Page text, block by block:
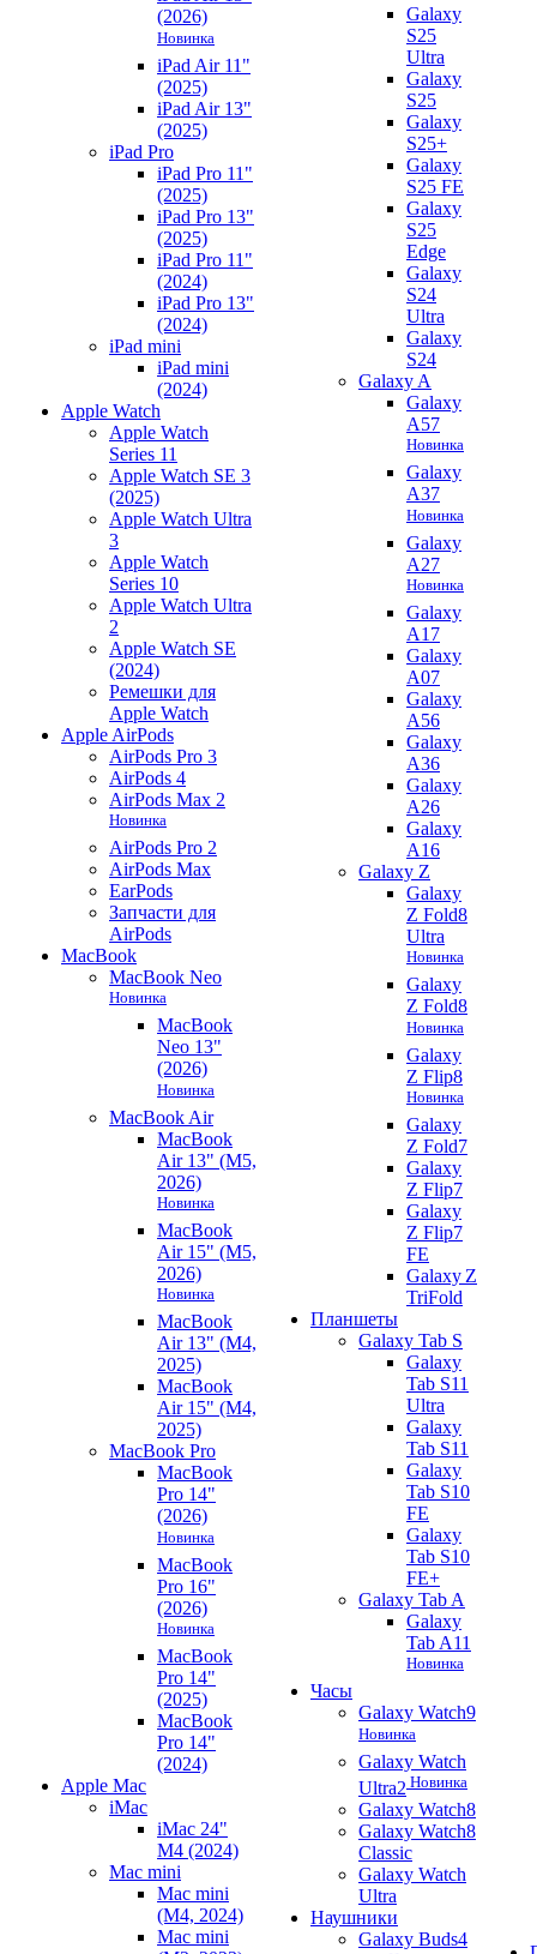
(2026)
Новинка
iPad Air 11"
(2025)
iPad Air 13"
(2025)
iPad Pro
iPad Pro 11"
(2025)
iPad Pro 13"
(2025)
iPad Pro 11"
(2024)
iPad Pro 13"
(2024)
iPad mini
iPad mini
(2024)
Apple Watch
Apple Watch
Series 11
Apple Watch SE 3
(2025)
Apple Watch Ultra
3
Apple Watch
Series 10
Apple Watch Ultra
2
Apple Watch SE
(2024)
Ремешки для
Apple Watch
Apple AirPods
AirPods Pro 3
AirPods 4
AirPods Max 2
Новинка
AirPods Pro 2
AirPods Max
EarPods
Запчасти для
AirPods
MacBook
MacBook Neo
Новинка
MacBook
Neo 13"
(2026)
Новинка
MacBook Air
MacBook
Air 13" (M5,
2026)
Новинка
MacBook
Air 15" (M5,
2026)
Новинка
MacBook
Air 13" (M4,
2025)
MacBook
Air 15" (M4,
2025)
MacBook Pro
MacBook
Pro 14"
(2026)
Новинка
MacBook
Pro 16"
(2026)
Новинка
MacBook
Pro 14"
(2025)
MacBook
Pro 14"
(2024)
Apple Mac
iMac
iMac 24"
M4 (2024)
Mac mini
Mac mini
(M4, 2024)
Mac mini
Galaxy
S25
Ultra
Galaxy
S25
Galaxy
S25+
Galaxy
S25 FE
Galaxy
S25
Edge
Galaxy
S24
Ultra
Galaxy
S24
Galaxy A
Galaxy
A57
Новинка
Galaxy
A37
Новинка
Galaxy
A27
Новинка
Galaxy
A17
Galaxy
A07
Galaxy
A56
Galaxy
A36
Galaxy
A26
Galaxy
A16
Galaxy Z
Galaxy
Z Fold8
Ultra
Новинка
Galaxy
Z Fold8
Новинка
Galaxy
Z Flip8
Новинка
Galaxy
Z Fold7
Galaxy
Z Flip7
Galaxy
Z Flip7
FE
Galaxy Z
TriFold
Планшеты
Galaxy Tab S
Galaxy
Tab S11
Ultra
Galaxy
Tab S11
Galaxy
Tab S10
FE
Galaxy
Tab S10
FE+
Galaxy Tab A
Galaxy
Tab A11
Новинка
Часы
Galaxy Watch9
Новинка
Galaxy Watch
Ultra2 Новинка
Galaxy Watch8
Galaxy Watch8
Classic
Galaxy Watch
Ultra
Наушники
Galaxy Buds4